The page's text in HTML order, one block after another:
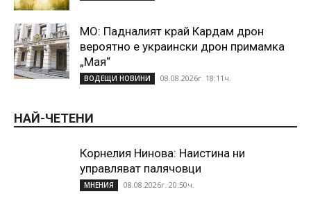
МО: Падналият край Кардам дрон
вероятно е украински дрон примамка
„Мая“
ВОДЕЩИ НОВИНИ 08.08.2026г. 18:11ч.
НАЙ-ЧЕТЕНИ
Корнелия Нинова: Наистина ни
управляват палячовци
МНЕНИЯ 08.08.2026г. 20:50ч.